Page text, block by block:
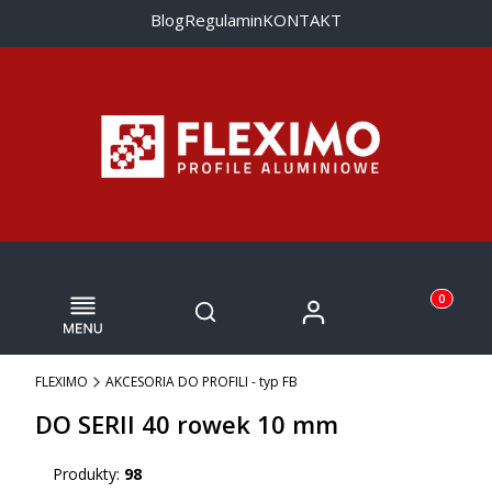
BlogRegulaminKONTAKT
Menu Otwórz wyszukiwarkę
Szukaj Zaloguj się Produkty
Koszyk
FLEXIMO AKCESORIA DO PROFILI - typ FB
DO SERII 40 rowek 10 mm
Produkty: 98